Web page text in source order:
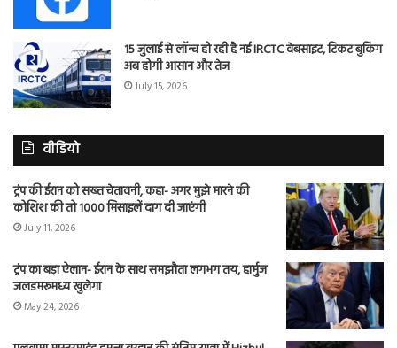
15 जुलाई से लॉन्च हो रही है नई IRCTC वेबसाइट, टिकट बुकिंग
अब होगी आसान और तेज
July 15, 2026
वीडियो
ट्रंप की ईरान को सख्त चेतावनी, कहा- अगर मुझे मारने की
कोशिश की तो 1000 मिसाइलें दाग दी जाएंगी
July 11, 2026
ट्रंप का बड़ा ऐलान- ईरान के साथ समझौता लगभग तय, हार्मुज
जलडमरूमध्य खुलेगा
May 24, 2026